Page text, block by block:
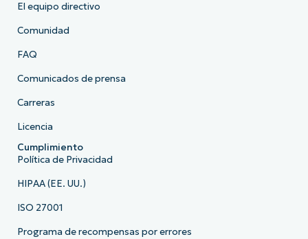
El equipo directivo
Comunidad
FAQ
Comunicados de prensa
Carreras
Licencia
Cumplimiento
Política de Privacidad
HIPAA (EE. UU.)
ISO 27001
Programa de recompensas por errores